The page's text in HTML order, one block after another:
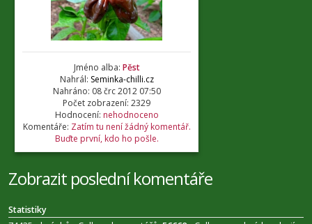
Jméno alba: Pěst
Nahrál: Seminka-chilli.cz
Nahráno: 08 črc 2012 07:50
Počet zobrazení: 2329
Hodnocení: nehodnoceno
Komentáře: Zatím tu není žádný komentář.
Buďte první, kdo ho pošle.
Zobrazit poslední komentáře
Statistiky